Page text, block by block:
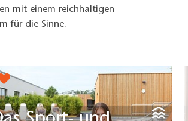
mit einem reichhaltigen
für die Sinne.